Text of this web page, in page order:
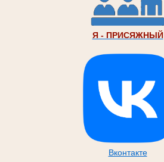
Я - ПРИСЯЖНЫЙ
Вконтакте